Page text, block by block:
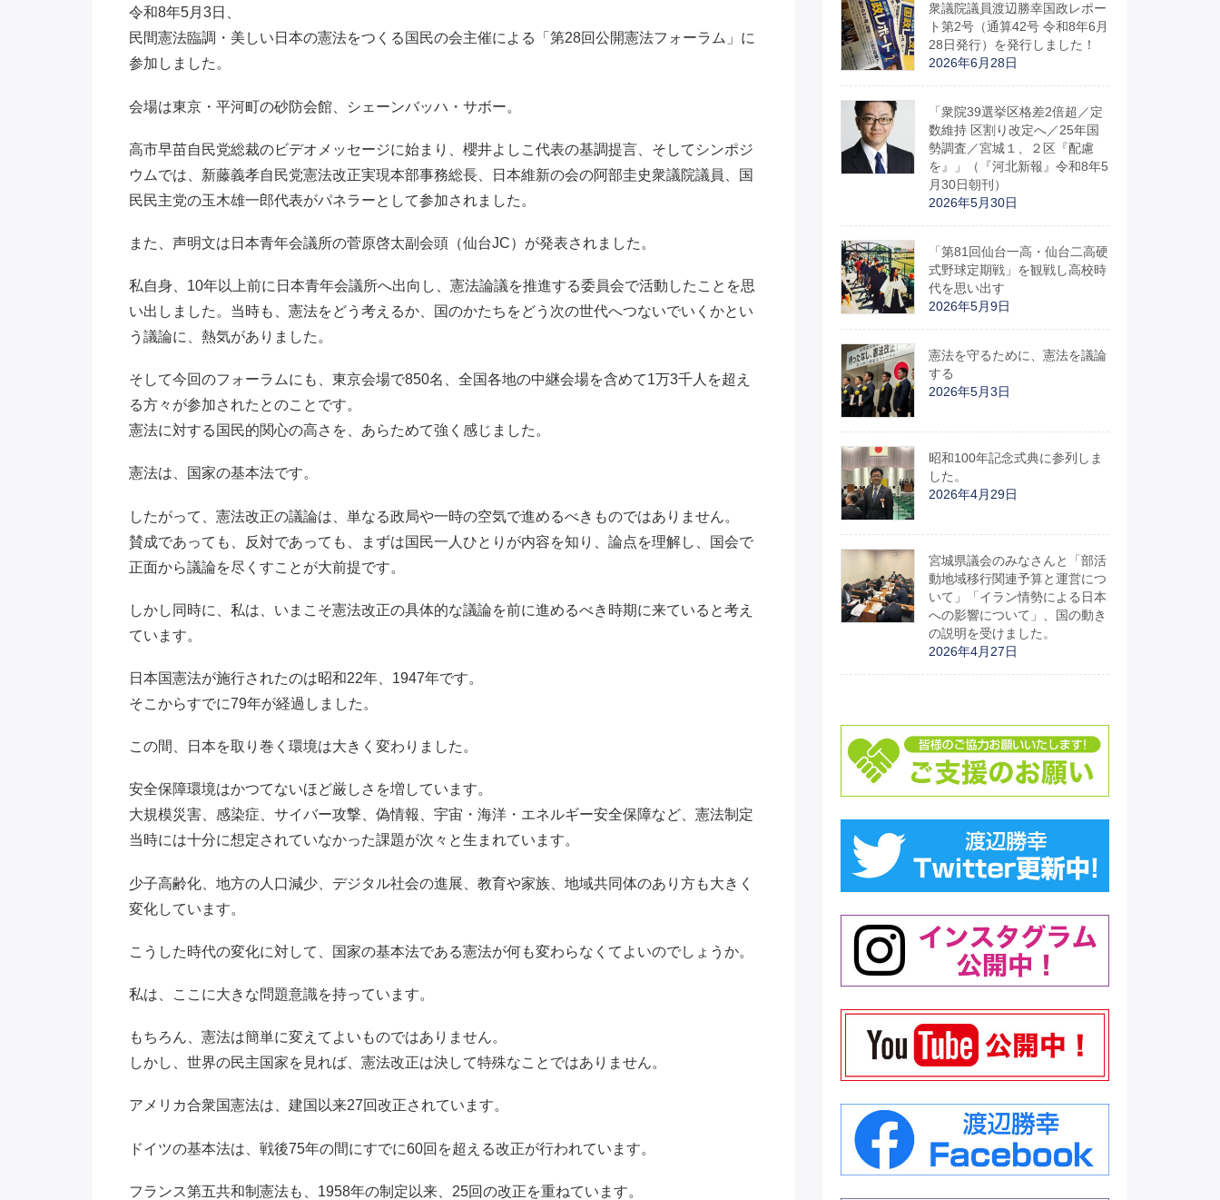
令和8年5月3日、
民間憲法臨調・美しい日本の憲法をつくる国民の会主催による「第28回公開憲法フォーラム」に
参加しました。
会場は東京・平河町の砂防会館、シェーンバッハ・サボー。
高市早苗自民党総裁のビデオメッセージに始まり、櫻井よしこ代表の基調提言、そしてシンポジ
ウムでは、新藤義孝自民党憲法改正実現本部事務総長、日本維新の会の阿部圭史衆議院議員、国
民民主党の玉木雄一郎代表がパネラーとして参加されました。
また、声明文は日本青年会議所の菅原啓太副会頭（仙台JC）が発表されました。
私自身、10年以上前に日本青年会議所へ出向し、憲法論議を推進する委員会で活動したことを思
い出しました。当時も、憲法をどう考えるか、国のかたちをどう次の世代へつないでいくかとい
う議論に、熱気がありました。
そして今回のフォーラムにも、東京会場で850名、全国各地の中継会場を含めて1万3千人を超え
る方々が参加されたとのことです。
憲法に対する国民的関心の高さを、あらためて強く感じました。
憲法は、国家の基本法です。
したがって、憲法改正の議論は、単なる政局や一時の空気で進めるべきものではありません。
賛成であっても、反対であっても、まずは国民一人ひとりが内容を知り、論点を理解し、国会で
正面から議論を尽くすことが大前提です。
しかし同時に、私は、いまこそ憲法改正の具体的な議論を前に進めるべき時期に来ていると考え
ています。
日本国憲法が施行されたのは昭和22年、1947年です。
そこからすでに79年が経過しました。
この間、日本を取り巻く環境は大きく変わりました。
安全保障環境はかつてないほど厳しさを増しています。
大規模災害、感染症、サイバー攻撃、偽情報、宇宙・海洋・エネルギー安全保障など、憲法制定
当時には十分に想定されていなかった課題が次々と生まれています。
少子高齢化、地方の人口減少、デジタル社会の進展、教育や家族、地域共同体のあり方も大きく
変化しています。
こうした時代の変化に対して、国家の基本法である憲法が何も変わらなくてよいのでしょうか。
私は、ここに大きな問題意識を持っています。
もちろん、憲法は簡単に変えてよいものではありません。
しかし、世界の民主国家を見れば、憲法改正は決して特殊なことではありません。
アメリカ合衆国憲法は、建国以来27回改正されています。
ドイツの基本法は、戦後75年の間にすでに60回を超える改正が行われています。
フランス第五共和制憲法も、1958年の制定以来、25回の改正を重ねています。
衆議院議員渡辺勝幸国政レポー
ト第2号（通算42号 令和8年6月
28日発行）を発行しました！
2026年6月28日
「衆院39選挙区格差2倍超／定
数維持 区割り改定へ／25年国
勢調査／宮城１、２区『配慮
を』」（『河北新報』令和8年5
月30日朝刊）
2026年5月30日
「第81回仙台一高・仙台二高硬
式野球定期戦」を観戦し高校時
代を思い出す
2026年5月9日
憲法を守るために、憲法を議論
する
2026年5月3日
昭和100年記念式典に参列しま
した。
2026年4月29日
宮城県議会のみなさんと「部活
動地域移行関連予算と運営につ
いて」「イラン情勢による日本
への影響について」、国の動き
の説明を受けました。
2026年4月27日